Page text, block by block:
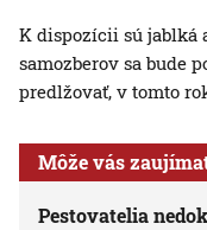
K dispozícii sú jablká
samozberov sa bude
predlžovať, v tomto
Môže vás
Pestovatelia